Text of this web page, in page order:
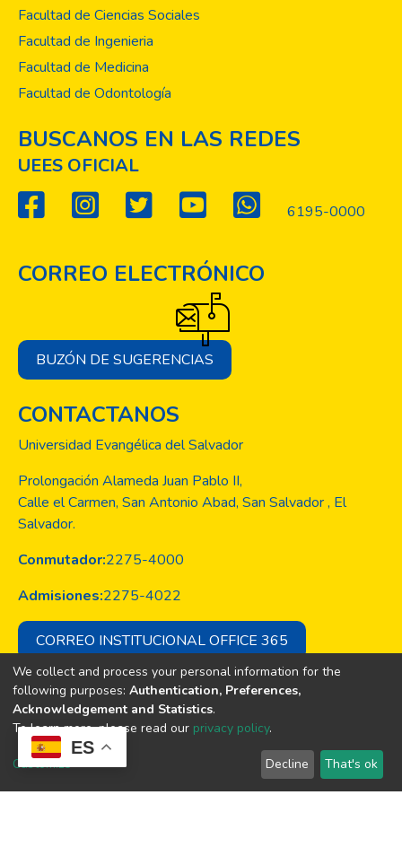
ES
Facultad de Ciencias Sociales
Facultad de Ingenieria
Facultad de Medicina
Facultad de Odontología
BUSCANOS EN LAS REDES
UEES OFICIAL
6195-0000
CORREO ELECTRÓNICO
BUZÓN DE SUGERENCIAS
CONTACTANOS
Universidad Evangélica del Salvador
Prolongación Alameda Juan Pablo II,
Calle el Carmen, San Antonio Abad, San Salvador , El
Salvador.
Conmutador:2275-4000
Admisiones:2275-4022
CORREO INSTITUCIONAL OFFICE 365
Copyright © Todos los derechos son
de la Universidad Evangélica de El
We collect and process your personal information for the
following purposes: Authentication, Preferences,
Acknowledgement and Statistics.
To learn more, please read our privacy policy.
Customize Decline That's ok